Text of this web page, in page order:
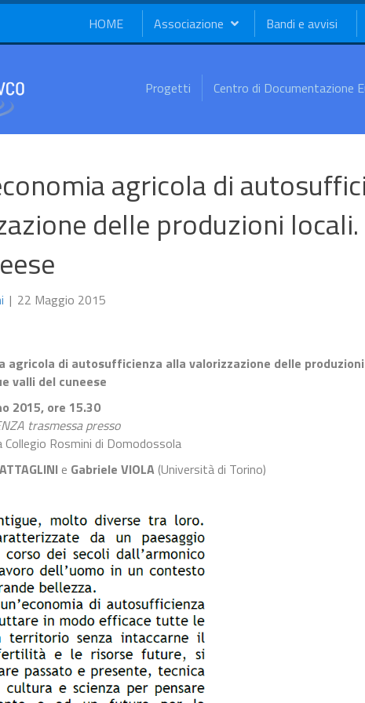
HOME Associazione Bandi e avvisi
Progetti Centro di Documentazione
agricola di
delle produzioni locali.
| 22 Maggio 2015
agricola di autosufficienza alla valorizzazione delle
valli del cuneese
2015, ore 15.30
trasmessa presso
Rosmini di Domodossola
e Gabriele VIOLA(Università di Torino)